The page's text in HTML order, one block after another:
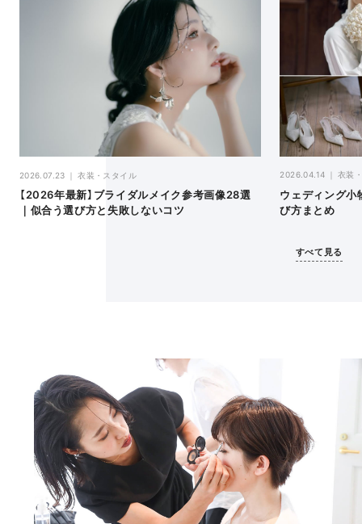
2026.07.23 衣装・スタイル
【2026年最新】ブライダルメイク参考画像28選
｜似合う選び方と失敗しないコツ
2026.04.14 衣装
ウェディング小
び方まとめ
すべて見る